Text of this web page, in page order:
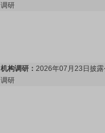
调研
机构调研： 2026年07月23日披
调研